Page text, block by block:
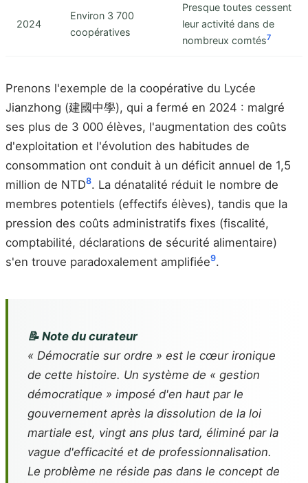
2024
Environ 3 700
coopératives
Presque toutes cessent
leur activité dans de
nombreux comtés7
Prenons l'exemple de la coopérative du Lycée
Jianzhong (建國中學), qui a fermé en 2024 : malgré
ses plus de 3 000 élèves, l'augmentation des coûts
d'exploitation et l'évolution des habitudes de
consommation ont conduit à un déficit annuel de 1,5
million de NTD8. La dénatalité réduit le nombre de
membres potentiels (effectifs élèves), tandis que la
pression des coûts administratifs fixes (fiscalité,
comptabilité, déclarations de sécurité alimentaire)
s'en trouve paradoxalement amplifiée9.
📝 Note du curateur
« Démocratie sur ordre » est le cœur ironique
de cette histoire. Un système de « gestion
démocratique » imposé d'en haut par le
gouvernement après la dissolution de la loi
martiale est, vingt ans plus tard, éliminé par la
vague d'efficacité et de professionnalisation.
Le problème ne réside pas dans le concept de